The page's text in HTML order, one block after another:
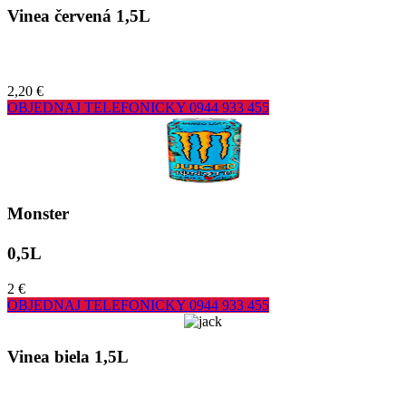
Vinea červená 1,5L
2,20 €
OBJEDNAJ TELEFONICKY 0944 933 455
Monster
0,5L
2 €
OBJEDNAJ TELEFONICKY 0944 933 455
Vinea biela 1,5L